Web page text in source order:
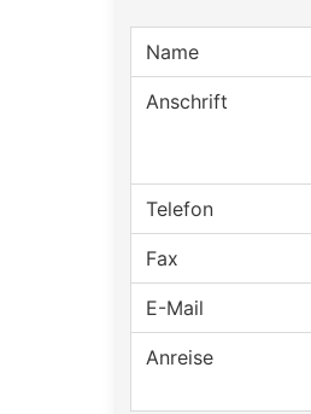
Name
Anschrift
Telefon
Fax
E-Mail
Anreise